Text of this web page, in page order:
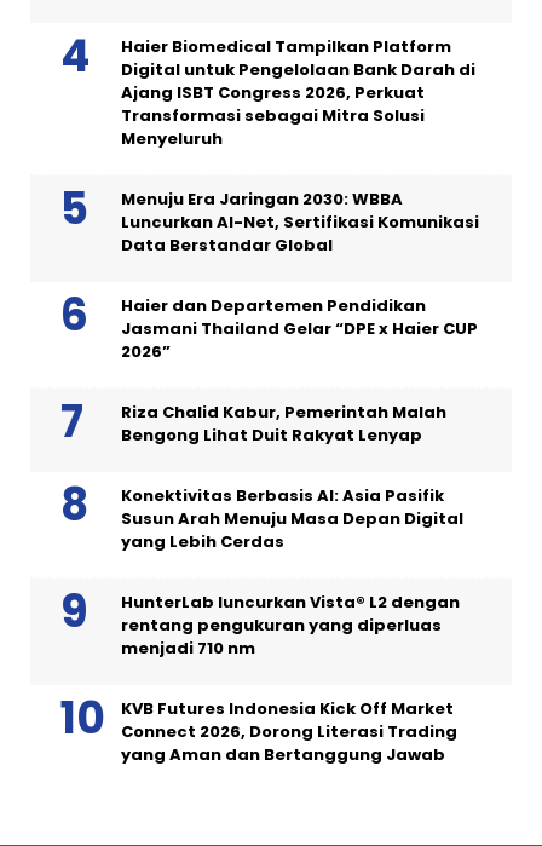
Haier Biomedical Tampilkan Platform
Digital untuk Pengelolaan Bank Darah di
Ajang ISBT Congress 2026, Perkuat
Transformasi sebagai Mitra Solusi
Menyeluruh
Menuju Era Jaringan 2030: WBBA
Luncurkan AI-Net, Sertifikasi Komunikasi
Data Berstandar Global
Haier dan Departemen Pendidikan
Jasmani Thailand Gelar “DPE x Haier CUP
2026”
Riza Chalid Kabur, Pemerintah Malah
Bengong Lihat Duit Rakyat Lenyap
Konektivitas Berbasis AI: Asia Pasifik
Susun Arah Menuju Masa Depan Digital
yang Lebih Cerdas
HunterLab luncurkan Vista® L2 dengan
rentang pengukuran yang diperluas
menjadi 710 nm
KVB Futures Indonesia Kick Off Market
Connect 2026, Dorong Literasi Trading
yang Aman dan Bertanggung Jawab